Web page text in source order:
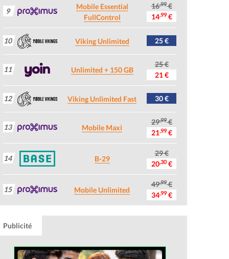
9
Mobile Essential
FullControl
16,99€
14,99€
10 Viking Unlimited 25 €
11 Unlimited + 150 GB
25 €
21 €
12 Viking Unlimited Fast 30 €
13 Mobile Maxi
29,99€
21,99€
14 B-29
29 €
20,30€
15 Mobile Unlimited
49,99€
34,99€
Publicité